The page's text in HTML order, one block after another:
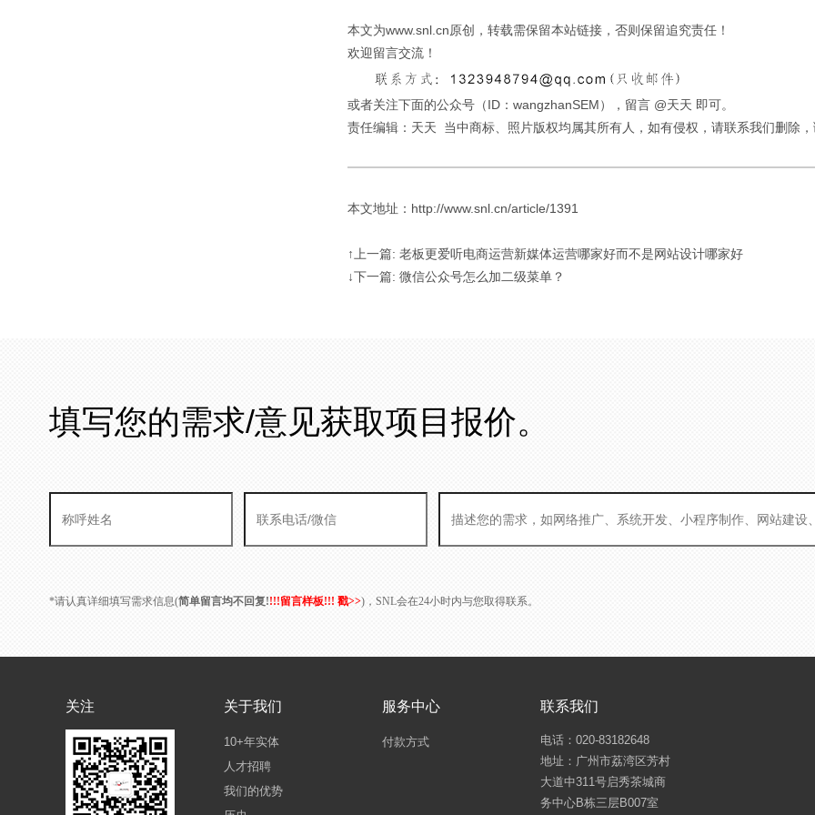
本文为www.snl.cn原创，转载需保留本站链接，否则保留追究责任！
欢迎留言交流！
或者关注下面的公众号（ID：wangzhanSEM），留言 @天天 即可。
责任编辑：天天 当中商标、照片版权均属其所有人，如有侵权，请联系我们删除
本文地址：http://www.snl.cn/article/1391
↑上一篇: 老板更爱听电商运营新媒体运营哪家好而不是网站设计哪家好
↓下一篇: 微信公众号怎么加二级菜单？
填写您的需求/意见获取项目报价。
*请认真详细填写需求信息(简单留言均不回复!!!!留言样板!!! 戳>>)，SNL会在24小时内与您取得联系。
关注 关于我们
10+年实体
人才招聘
我们的优势
服务中心
付款方式
联系我们
电话：020-83182648
地址：广州市荔湾区芳村
大道中311号启秀茶城商
务中心B栋三层B007室